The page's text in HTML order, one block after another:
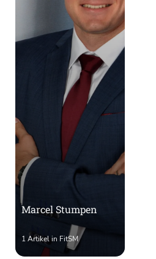
Marcel Stumpen
1 Artikel in FitSM